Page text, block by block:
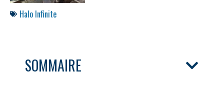
Halo Infinite
SOMMAIRE